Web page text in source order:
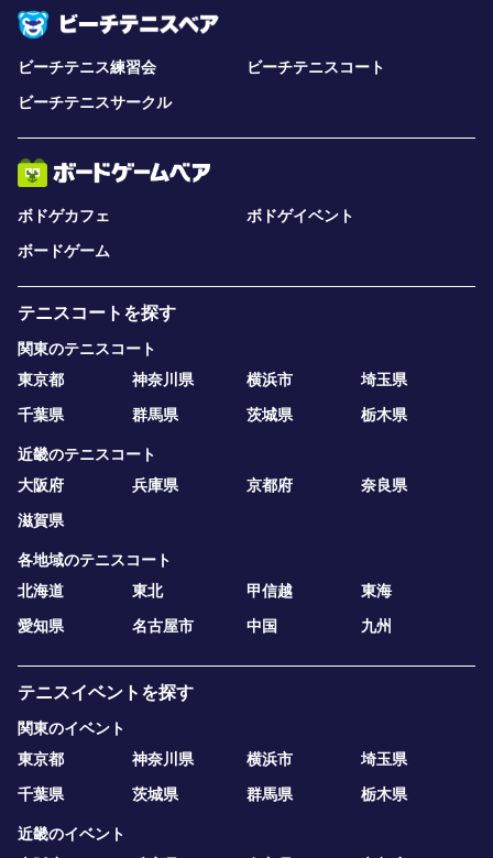
ビーチテニス練習会
ビーチテニスコート
ビーチテニスサークル
ボドゲカフェ
ボドゲイベント
ボードゲーム
テニスコートを探す
関東のテニスコート
東京都
神奈川県 横浜市
埼玉県
千葉県
群馬県 茨城県 栃木県
近畿のテニスコート
大阪府
兵庫県 京都府
奈良県
滋賀県
各地域のテニスコート
北海道
東北 甲信越
東海
愛知県
名古屋市 中国 九州
テニスイベントを探す
関東のイベント
東京都
神奈川県 横浜市
埼玉県
千葉県
茨城県 群馬県 栃木県
近畿のイベント